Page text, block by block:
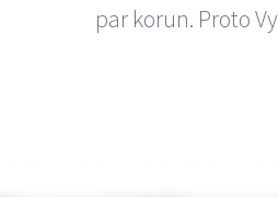
par korun. Proto